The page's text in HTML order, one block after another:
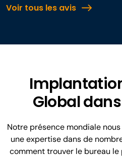
Voir tous les avis
Global
Notre présence mondiale
une expertise dans de
comment trouver le bureau le